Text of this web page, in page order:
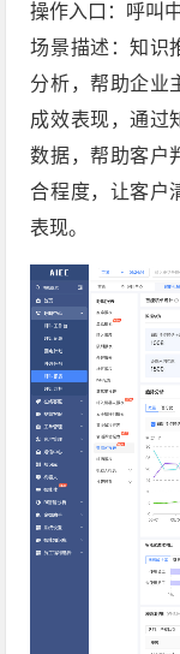
操作入口：呼叫
场景描述：知识
分析，帮助企业
成效表现，通过
数据，帮助客户
合程度，让客户
表现。